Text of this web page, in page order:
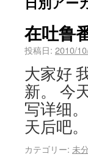
在吐鲁
投稿日: 2010/
大家好
新。 今
写详细
天后吧。
カテゴリー: 未